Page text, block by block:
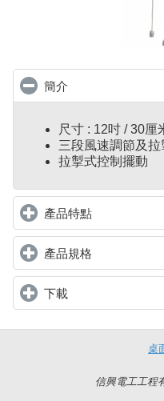
簡介
尺寸 : 12吋 / 30厘
三段風速調節及拉
拉掣式控制擺動
產品特點click to
產品規格
下載click to expand
桌
信興電工工程